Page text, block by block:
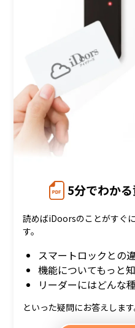
5分でわか
読めばiDoorsのことがすぐ
す。
スマートロックとの
機能についてもっと
リーダーにはどんな
といった疑問にお答えします